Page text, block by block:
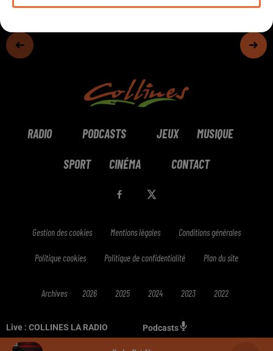
Live : COLLINES LA RADIO Podcasts
RADIO PODCASTS JEUX MUSIQUE
SPORT CINÉMA CONTACT
Gestion des cookies Mentions légales Conditions générales
Politique cookies Politique de confidentialité Plan du site
Archives 2026 2025 2024 2023 2022